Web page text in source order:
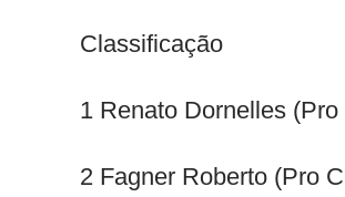
Classificação
1 Renato Dornelles
2 Fagner Roberto (Pro